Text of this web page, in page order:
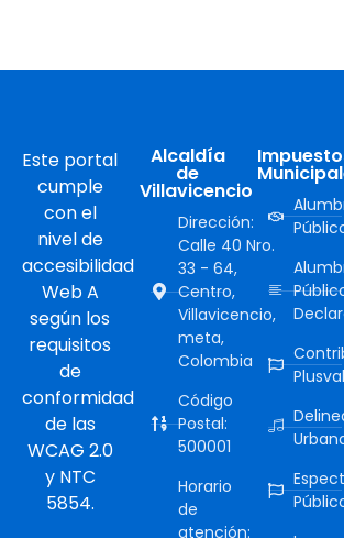
Este portal
cumple
con el
nivel de
accesibilidad
Web A
según los
requisitos
de
conformidad
de las
WCAG 2.0
y NTC
5854.
Alcaldía
de
Villavicencio
Dirección:
Calle 40 Nro.
33 - 64,
Centro,
Villavicencio,
meta,
Colombia
Código
Postal:
500001
Horario
de
atención: